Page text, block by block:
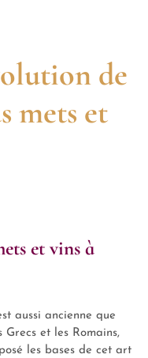
de
mets et
et vins à
aussi ancienne que
et les Romains,
les bases de cet art